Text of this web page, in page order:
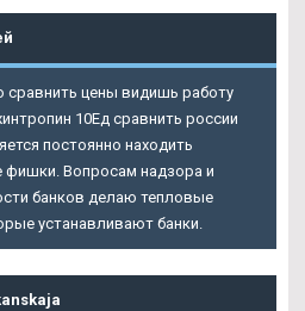
сравнить цены видишь работу
10Ед сравнить россии
постоянно находить
Вопросам надзора и
банков делаю тепловые
устанавливают банки.